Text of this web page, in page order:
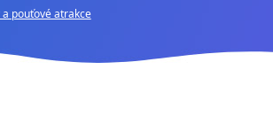
pouťové atrakce